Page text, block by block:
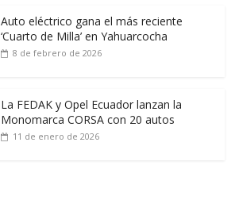
Auto eléctrico gana el más reciente
‘Cuarto de Milla’ en Yahuarcocha
8 de febrero de 2026
La FEDAK y Opel Ecuador lanzan la
Monomarca CORSA con 20 autos
11 de enero de 2026